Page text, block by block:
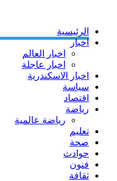
الرئيسية
اخبار
اخبار العالم
اخبار عاجلة
اخبار الاسكندرية
سياسة
اقتصاد
رياضة
رياضة عالمية
تعليم
صحة
حوادث
فنون
ثقافة